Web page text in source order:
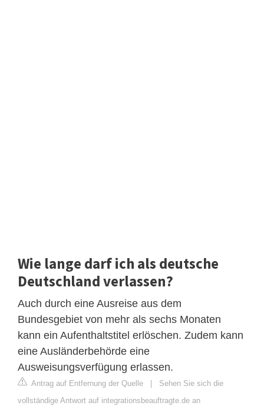
Wie lange darf ich als deutsche
Deutschland verlassen?
Auch durch eine Ausreise aus dem
Bundesgebiet von mehr als sechs Monaten
kann ein Aufenthaltstitel erlöschen. Zudem kann
eine Ausländerbehörde eine
Ausweisungsverfügung erlassen.
Antrag auf Entfernung der Quelle | Sehen Sie sich die
vollständige Antwort auf integrationsbeauftragte.de an